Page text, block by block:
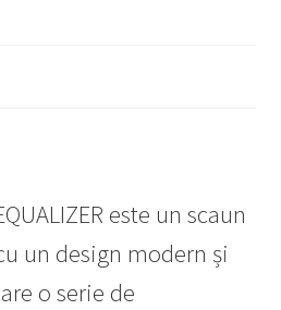
este un scaun
un design modern și
o serie de